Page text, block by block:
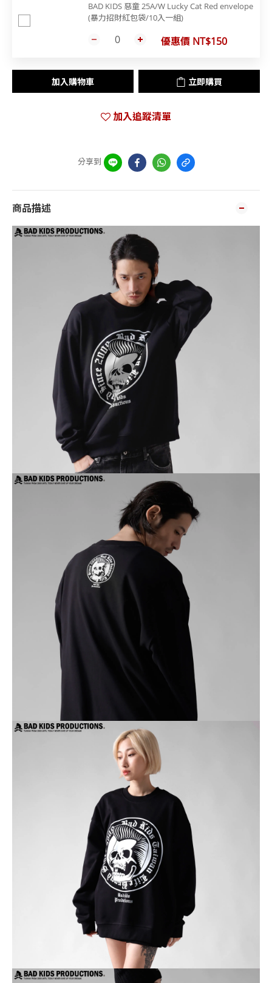
BAD KIDS 惡童 25A/W Lucky Cat Red envelope
(暴力招財紅包袋/10入一組)
優惠價 NT$150
加入購物車 立即購買
加入追蹤清單
分享到
商品描述